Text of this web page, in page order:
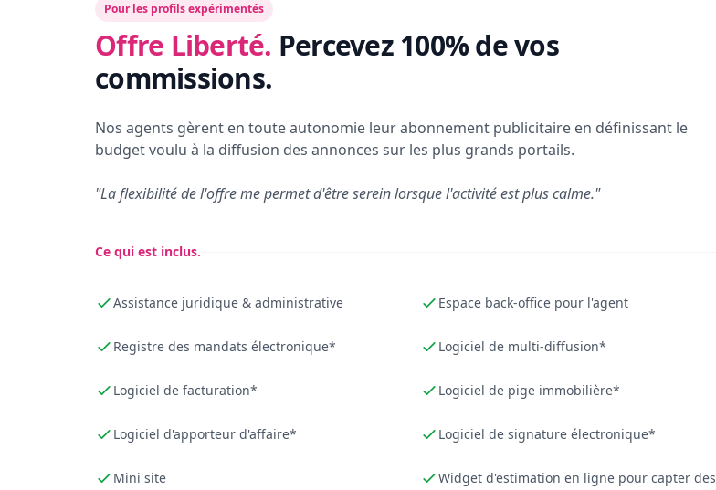
Pour les profils expérimentés
Offre Liberté. Percevez 100% de vos
commissions.
Nos agents gèrent en toute autonomie leur abonnement publicitaire en définissant le
budget voulu à la diffusion des annonces sur les plus grands portails.
"La flexibilité de l'offre me permet d'être serein lorsque l'activité est plus calme."
Ce qui est inclus.
Assistance juridique & administrative Espace back-office pour l'agent
Registre des mandats électronique* Logiciel de multi-diffusion*
Logiciel de facturation* Logiciel de pige immobilière*
Logiciel d'apporteur d'affaire* Logiciel de signature électronique*
Mini site
Widget d'estimation en ligne pour capter des